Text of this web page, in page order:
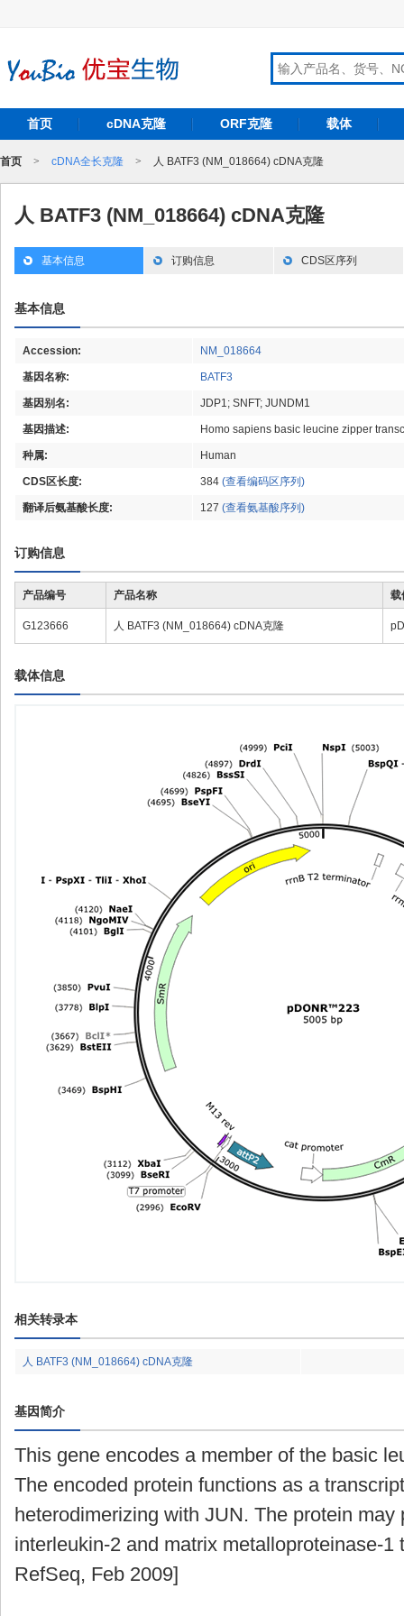
首页 cDNA克隆 ORF克隆 载体
首页 > cDNA全长克隆 > 人 BATF3 (NM_018664) cDNA克隆
人 BATF3 (NM_018664) cDNA克隆
基本信息 订购信息 CDS区序列
基本信息
Accession: NM_018664
基因名称: BATF3
基因别名: JDP1; SNFT; JUNDM1
基因描述: Homo sapiens basic leucine zipper
种属: Human
CDS区长度: 384 (查看编码区序列)
翻译后氨基酸长度: 127 (查看氨基酸序列)
订购信息
产品编号 产品名称 载
G123666 人 BATF3 (NM_018664) cDNA克隆
载体信息
相关转录本
人 BATF3 (NM_018664) cDNA克隆
基因简介
This gene encodes a member of the basic
The encoded protein functions as a
heterodimerizing with JUN. The protein
interleukin-2 and matrix metalloproteinase-1
RefSeq, Feb 2009]